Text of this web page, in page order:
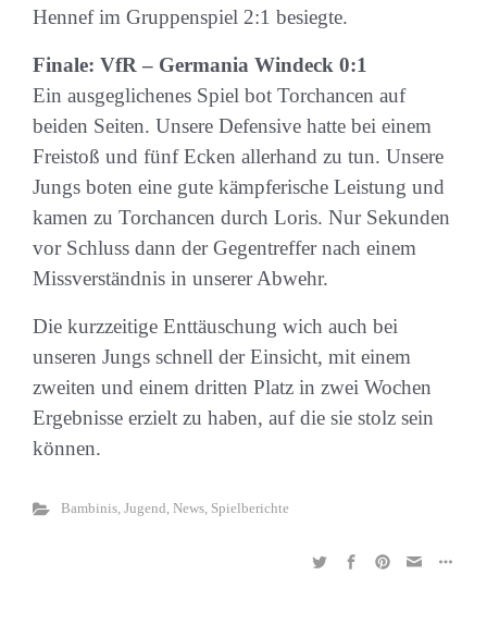
Hennef im Gruppenspiel 2:1 besiegte.
Finale: VfR – Germania Windeck 0:1
Ein ausgeglichenes Spiel bot Torchancen auf
beiden Seiten. Unsere Defensive hatte bei einem
Freistoß und fünf Ecken allerhand zu tun. Unsere
Jungs boten eine gute kämpferische Leistung und
kamen zu Torchancen durch Loris. Nur Sekunden
vor Schluss dann der Gegentreffer nach einem
Missverständnis in unserer Abwehr.
Die kurzzeitige Enttäuschung wich auch bei
unseren Jungs schnell der Einsicht, mit einem
zweiten und einem dritten Platz in zwei Wochen
Ergebnisse erzielt zu haben, auf die sie stolz sein
können.
Bambinis, Jugend , News, Spielberichte